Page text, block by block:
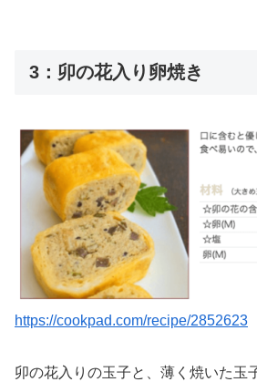
3：卯の花入り卵焼き
https://cookpad.com/recipe/2852623
卯の花入りの玉子と、薄く焼いた玉